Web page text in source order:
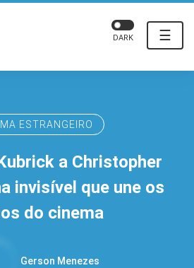
☰
DARK
ESTRANGEIRO
a Christopher
invisível que une os
do cinema
Gerson Menezes